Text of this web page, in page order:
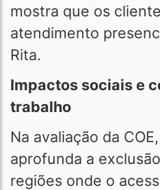
mostra que os
atendimento
Rita.
Impactos sociais e
trabalho
Na avaliação da
aprofunda a
regiões onde o